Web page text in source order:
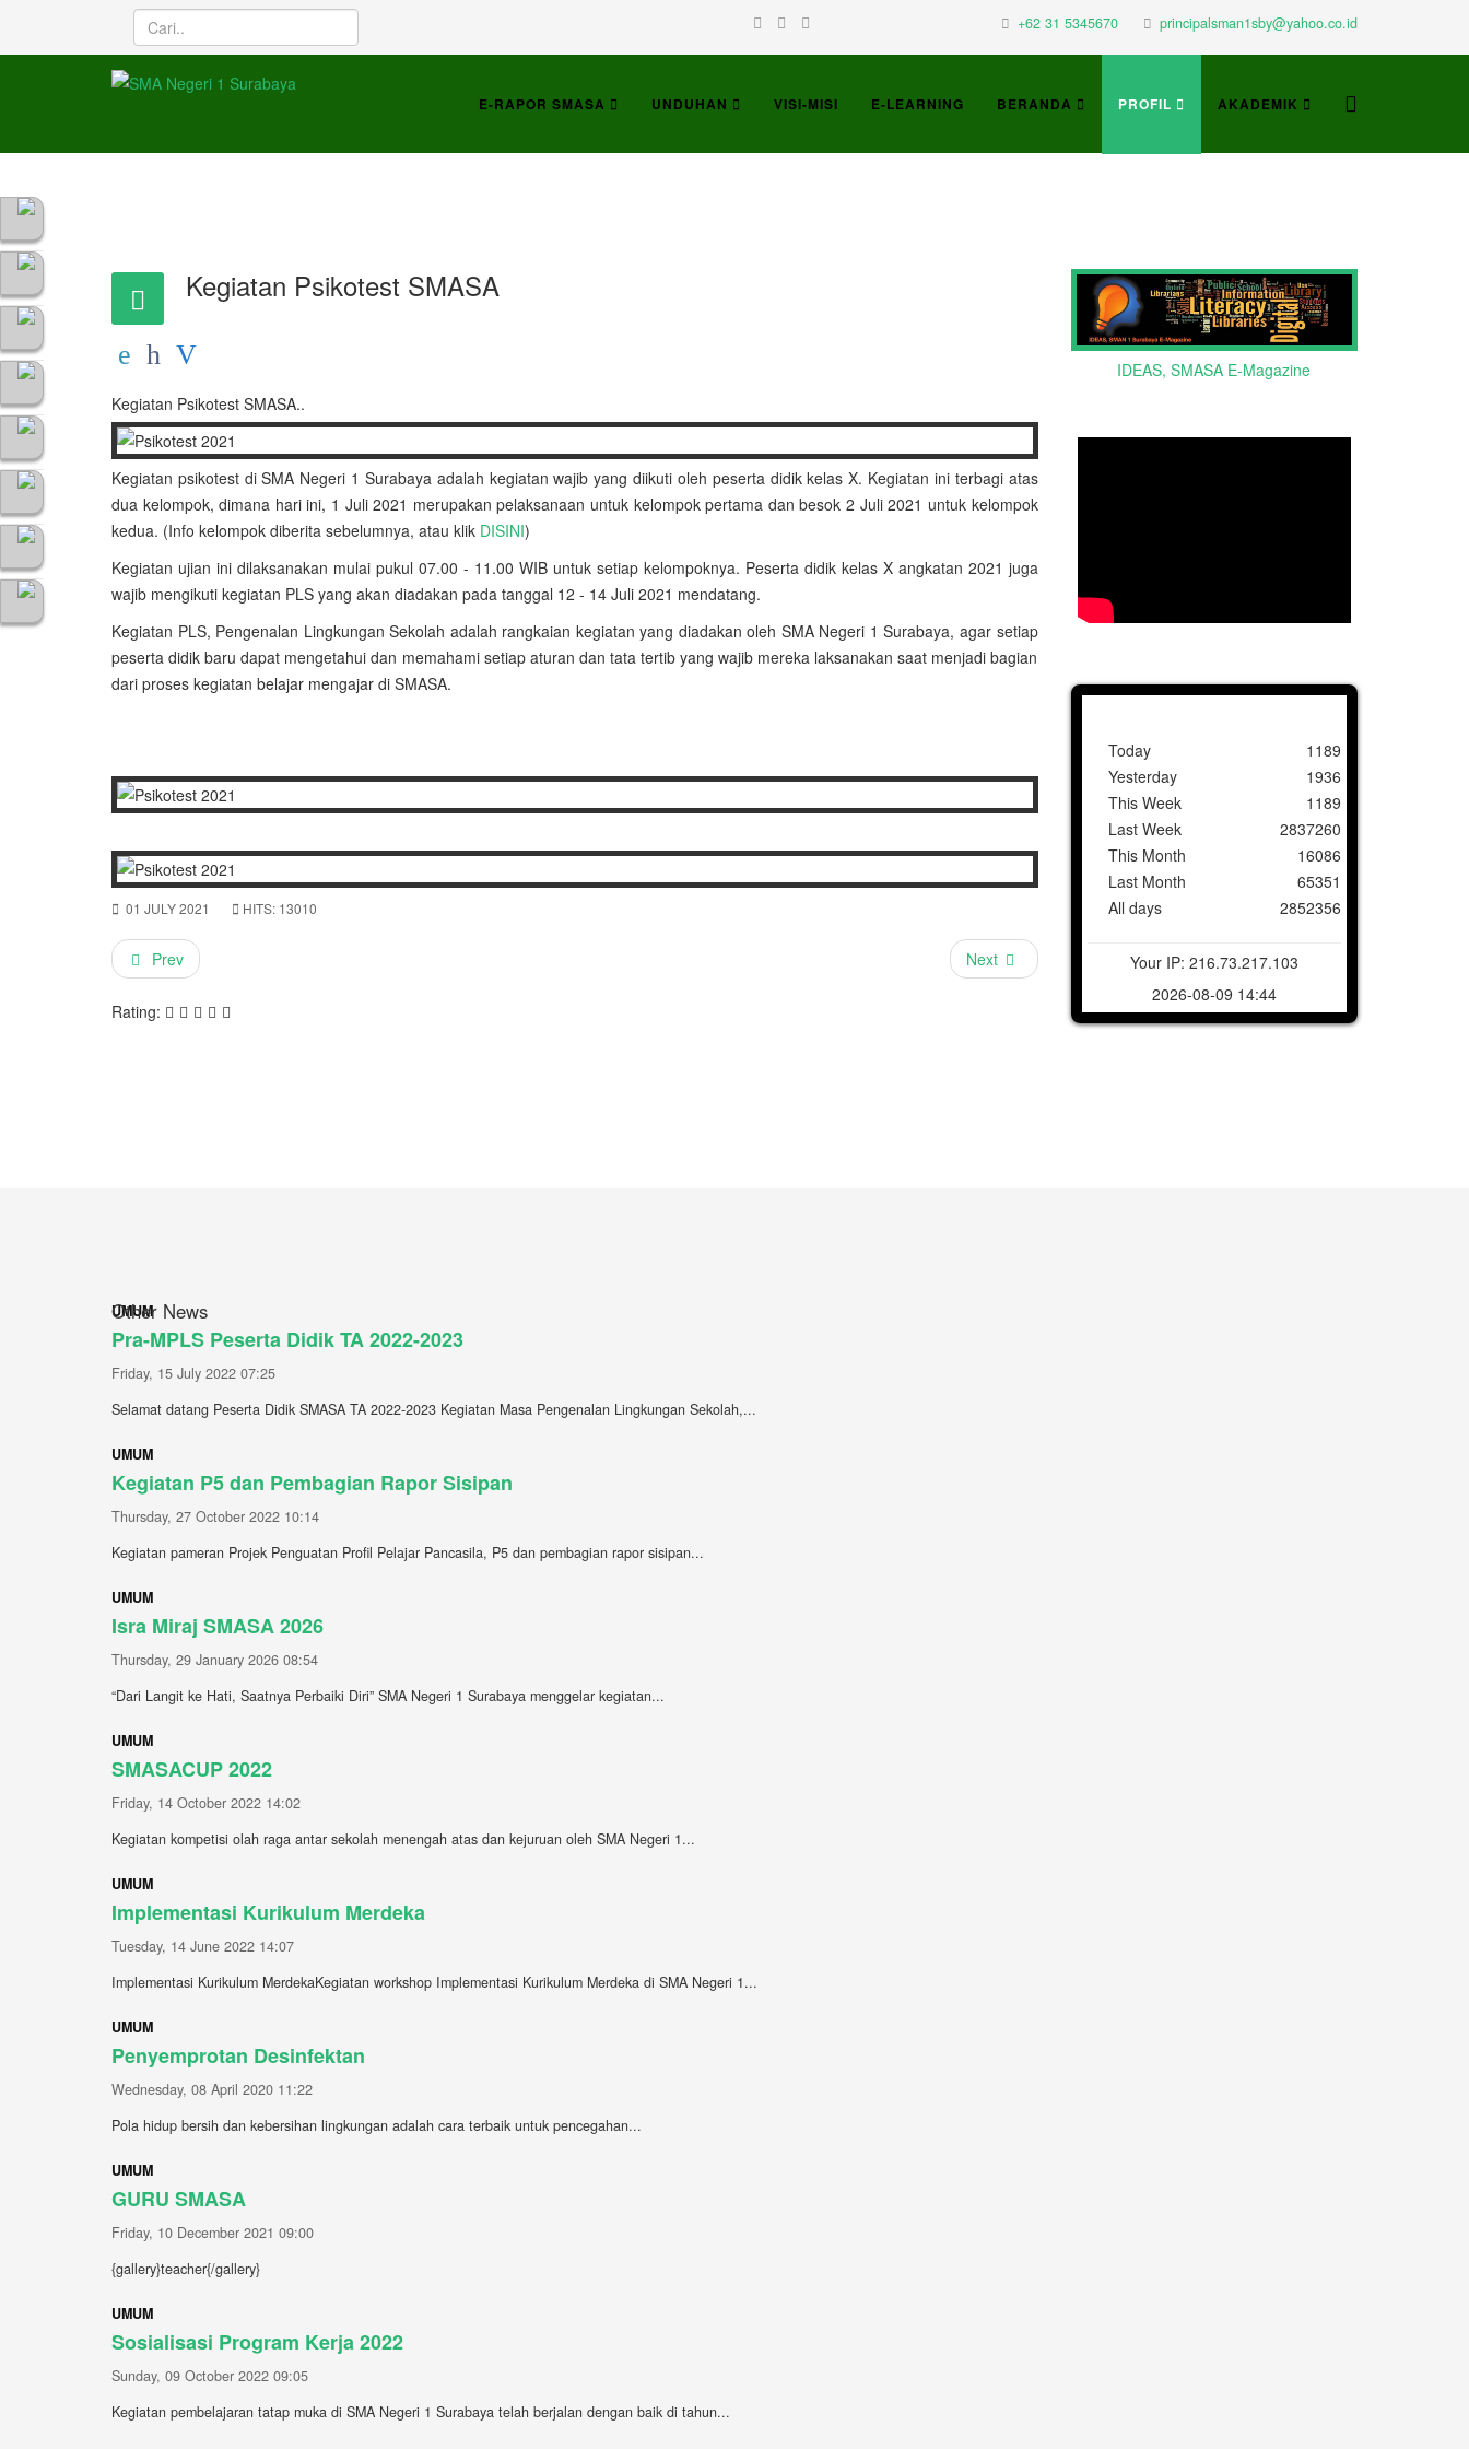
+62 31 5345670 principalsman1sby@yahoo.co.id
E-RAPOR SMASA UNDUHAN VISI-MISI E-LEARNING BERANDA PROFIL AKADEMIK
Kegiatan Psikotest SMASA
Kegiatan Psikotest SMASA..
Kegiatan psikotest di SMA Negeri 1 Surabaya adalah kegiatan wajib yang diikuti oleh peserta didik kelas X. Kegiatan ini terbagi atas
dua kelompok, dimana hari ini, 1 Juli 2021 merupakan pelaksanaan untuk kelompok pertama dan besok 2 Juli 2021 untuk kelompok
kedua. (Info kelompok diberita sebelumnya, atau klik DISINI)
Kegiatan ujian ini dilaksanakan mulai pukul 07.00 - 11.00 WIB untuk setiap kelompoknya. Peserta didik kelas X angkatan 2021 juga
wajib mengikuti kegiatan PLS yang akan diadakan pada tanggal 12 - 14 Juli 2021 mendatang.
Kegiatan PLS, Pengenalan Lingkungan Sekolah adalah rangkaian kegiatan yang diadakan oleh SMA Negeri 1 Surabaya, agar setiap
peserta didik baru dapat mengetahui dan memahami setiap aturan dan tata tertib yang wajib mereka laksanakan saat menjadi bagian
dari proses kegiatan belajar mengajar di SMASA.
01 JULY 2021 HITS: 13010
Prev Next
Rating:
IDEAS, SMASA E-Magazine
Today
Yesterday
This Week
Last Week
This Month
Last Month
All days
1189
1936
1189
2837260
16086
65351
2852356
Your IP: 216.73.217.103
2026-08-09 14:44
Other News
UMUM
Pra-MPLS Peserta Didik TA 2022-2023
Friday, 15 July 2022 07:25
Selamat datang Peserta Didik SMASA TA 2022-2023 Kegiatan Masa Pengenalan Lingkungan Sekolah,...
UMUM
Kegiatan P5 dan Pembagian Rapor Sisipan
Thursday, 27 October 2022 10:14
Kegiatan pameran Projek Penguatan Profil Pelajar Pancasila, P5 dan pembagian rapor sisipan...
UMUM
Isra Miraj SMASA 2026
Thursday, 29 January 2026 08:54
“Dari Langit ke Hati, Saatnya Perbaiki Diri” SMA Negeri 1 Surabaya menggelar kegiatan...
UMUM
SMASACUP 2022
Friday, 14 October 2022 14:02
Kegiatan kompetisi olah raga antar sekolah menengah atas dan kejuruan oleh SMA Negeri 1...
UMUM
Implementasi Kurikulum Merdeka
Tuesday, 14 June 2022 14:07
Implementasi Kurikulum MerdekaKegiatan workshop Implementasi Kurikulum Merdeka di SMA Negeri 1...
UMUM
Penyemprotan Desinfektan
Wednesday, 08 April 2020 11:22
Pola hidup bersih dan kebersihan lingkungan adalah cara terbaik untuk pencegahan...
UMUM
GURU SMASA
Friday, 10 December 2021 09:00
{gallery}teacher{/gallery}
UMUM
Sosialisasi Program Kerja 2022
Sunday, 09 October 2022 09:05
Kegiatan pembelajaran tatap muka di SMA Negeri 1 Surabaya telah berjalan dengan baik di tahun...